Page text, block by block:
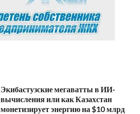
Экибастузские мегаватты в ИИ-
вычисления или как Казахстан
монетизирует энергию на $10 млрд